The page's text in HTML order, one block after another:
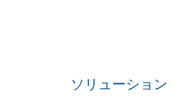
ソリューション